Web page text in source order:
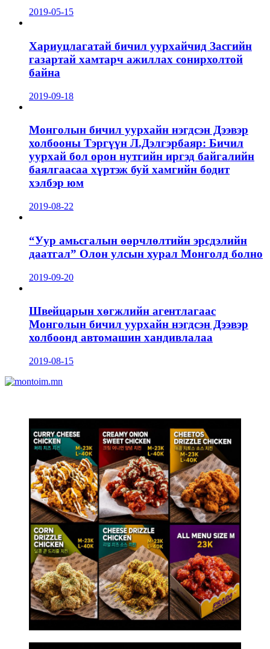
2019-05-15
Хариуцлагатай бичил уурхайчид Засгийн
газартай хамтарч ажиллах сонирхолтой
байна
2019-09-18
Монголын бичил уурхайн нэгдсэн Дээвэр
холбооны Тэргүүн Л.Дэлгэрбаяр: Бичил
уурхай бол орон нутгийн иргэд байгалийн
баялгаасаа хүртэж буй хамгийн бодит
хэлбэр юм
2019-08-22
“Уур амьсгалын өөрчлөлтийн эрсдэлийн
даатгал” Олон улсын хурал Монголд болно
2019-09-20
Швейцарын хөгжлийн агентлагаас
Монголын бичил уурхайн нэгдсэн Дээвэр
холбоонд автомашин хандивлалаа
2019-08-15